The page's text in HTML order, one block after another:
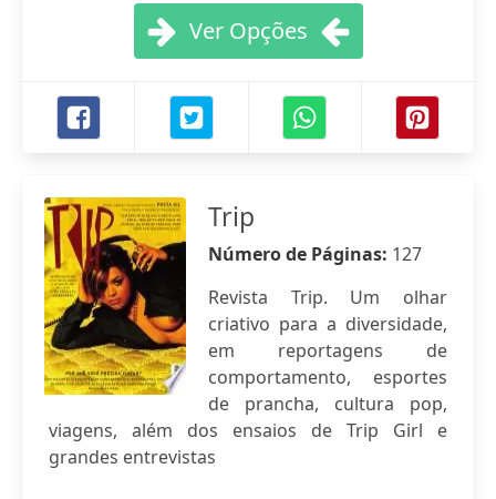
Ver Opções
Trip
Número de Páginas: 127
Revista Trip. Um olhar
criativo para a diversidade,
em reportagens de
comportamento, esportes
de prancha, cultura pop,
viagens, além dos ensaios de Trip Girl e
grandes entrevistas